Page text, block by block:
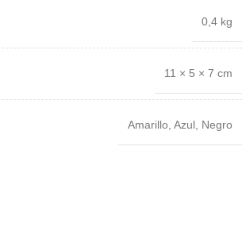
0,4 kg
11 × 5 × 7 cm
Amarillo, Azul, Negro